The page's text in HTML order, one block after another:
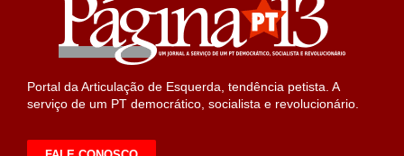
Portal da Articulação de Esquerda, tendência petista. A
serviço de um PT democrático, socialista e revolucionário.